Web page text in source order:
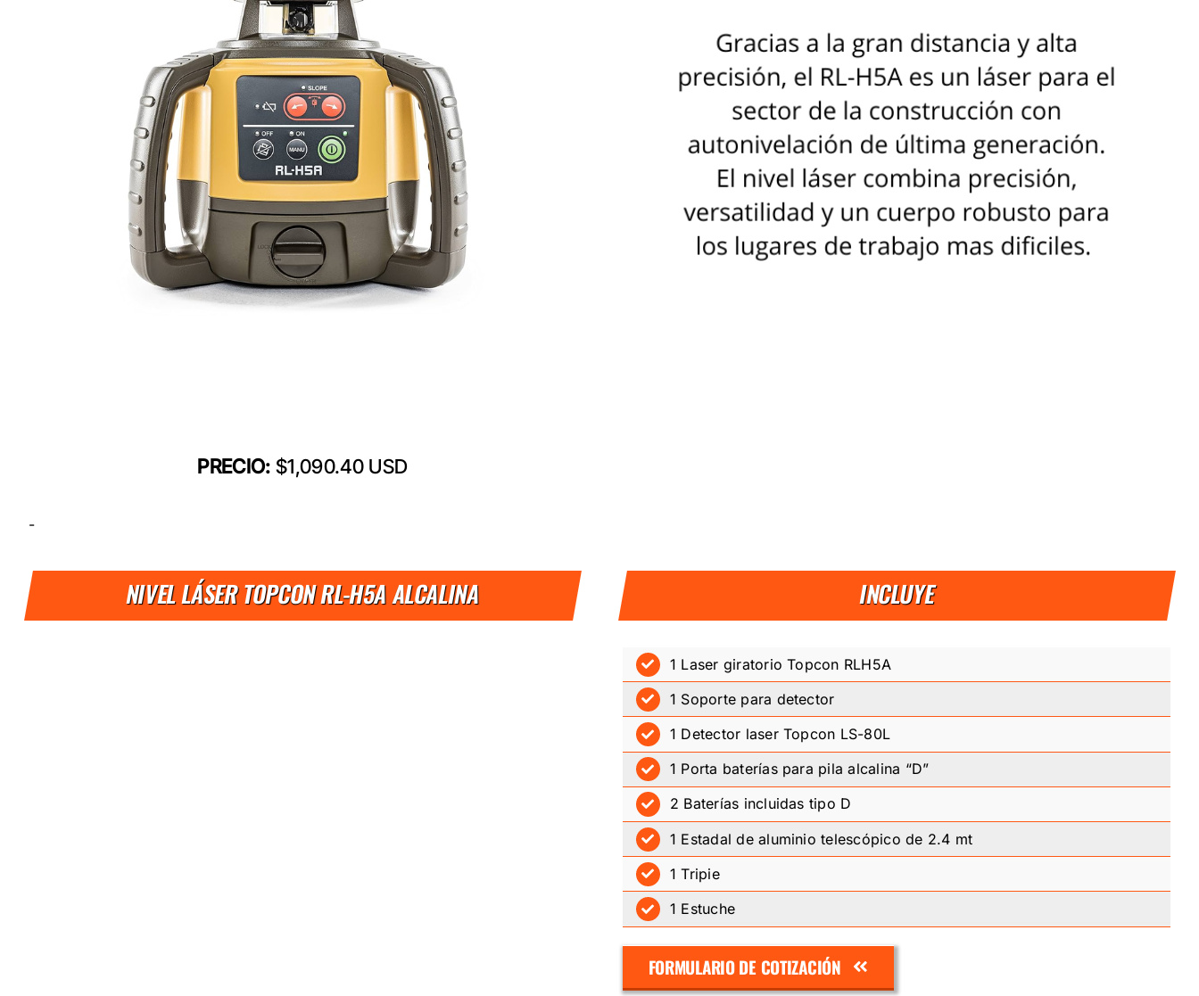
PRECIO: $1,090.40 USD
-
NIVEL LÁSER TOPCON RL-H5A ALCALINA INCLUYE
1 Laser giratorio Topcon RLH5A
1 Soporte para detector
1 Detector laser Topcon LS-80L
1 Porta baterías para pila alcalina “D”
2 Baterías incluidas tipo D
1 Estadal de aluminio telescópico de 2.4 mt
1 Tripie
1 Estuche
FORMULARIO DE COTIZACIÓN